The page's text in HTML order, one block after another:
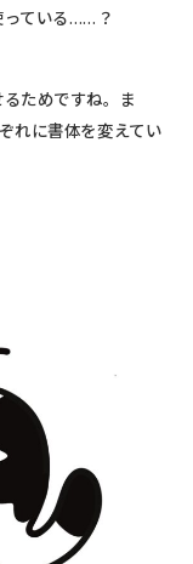
っている……？
ためですね。ま
れに書体を変えてい